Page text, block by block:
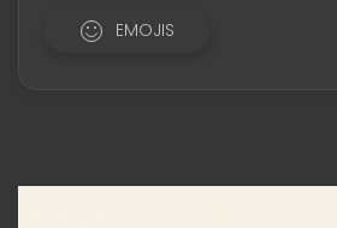
EMOJIS